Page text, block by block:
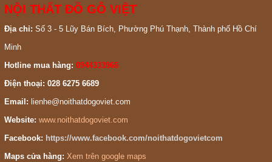
NỘI THẤT ĐỒ GỖ VIỆT
Địa chỉ: Số 3 - 5 Lũy Bán Bích, Phường Phú Thạnh, Thành phố Hồ Chí
Minh
Hotline mua hàng: 0944333966
Điện thoại: 028 6275 6689
Email: lienhe@noithatdogoviet.com
Website: www.noithatdogoviet.com
Facebook: https://www.facebook.com/noithatdogovietcom
Maps cửa hàng: Xem trên google maps